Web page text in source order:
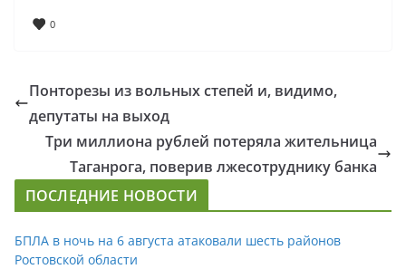
0
Понторезы из вольных степей и, видимо,
депутаты на выход
Три миллиона рублей потеряла жительница
Таганрога, поверив лжесотруднику банка
ПОСЛЕДНИЕ НОВОСТИ
БПЛА в ночь на 6 августа атаковали шесть районов
Ростовской области